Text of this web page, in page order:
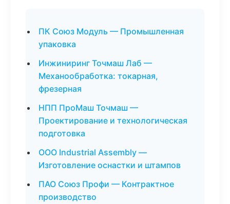
ПК Союз Модуль — Промышленная
упаковка
Инжиниринг Точмаш Лаб —
Механообработка: токарная,
фрезерная
НПП ПроМаш Точмаш —
Проектирование и технологическая
подготовка
ООО Industrial Assembly —
Изготовление оснастки и штампов
ПАО Союз Профи — Контрактное
производство